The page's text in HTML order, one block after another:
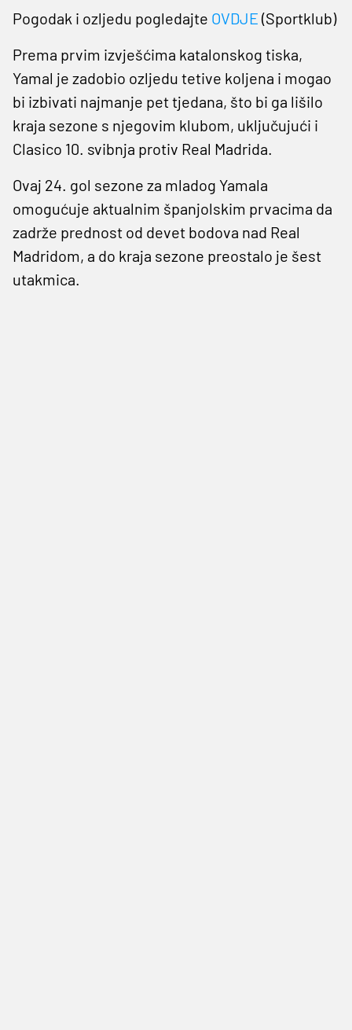
Pogodak i ozljedu pogledajte OVDJE (Sportklub)
Prema prvim izvješćima katalonskog tiska,
Yamal je zadobio ozljedu tetive koljena i mogao
bi izbivati ​​najmanje pet tjedana, što bi ga lišilo
kraja sezone s njegovim klubom, uključujući i
Clasico 10. svibnja protiv Real Madrida.
Ovaj 24. gol sezone za mladog Yamala
omogućuje aktualnim španjolskim prvacima da
zadrže prednost od devet bodova nad Real
Madridom, a do kraja sezone preostalo je šest
utakmica.